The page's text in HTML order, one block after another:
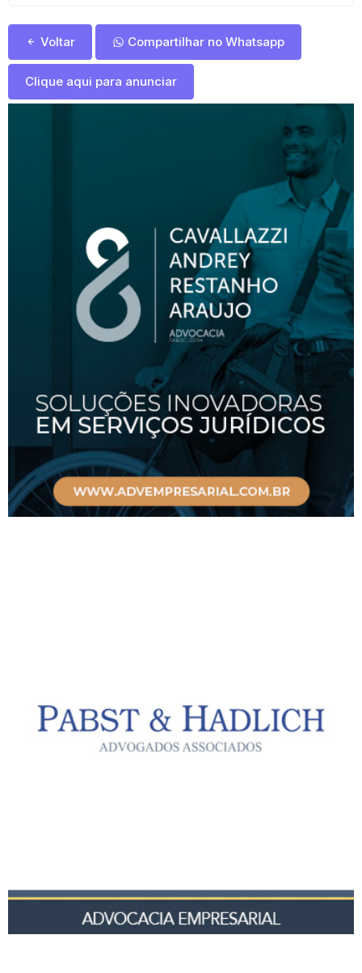
Voltar Compartilhar no Whatsapp
Clique aqui para anunciar